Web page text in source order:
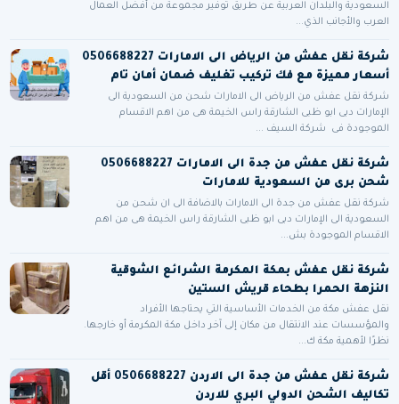
السعودية والبلدان العربية عن طريق توفير مجموعة من أفضل العمال
العرب والأجانب الذي...
شركة نقل عفش من الرياض الى الامارات 0506688227
أسعار مميزة مع فك تركيب تغليف ضمان أمان تام
شركة نقل عفش من الرياض الى الامارات شحن من السعودية الى
الإمارات دبى ابو ظبى الشارقة راس الخيمة هى من اهم الاقسام
الموجودة فى شركة السيف ...
شركة نقل عفش من جدة الى الامارات 0506688227
شحن برى من السعودية للامارات
شركة نقل عفش من جدة الى الامارات بالاضافة الى ان شحن من
السعودية الى الإمارات دبى ابو ظبى الشارقة راس الخيمة هى من اهم
الاقسام الموجودة بش...
شركة نقل عفش بمكة المكرمة الشرائع الشوقية
النزهة الحمرا بطحاء قريش الستين
نقل عفش مكة من الخدمات الأساسية التي يحتاجها الأفراد
والمؤسسات عند الانتقال من مكان إلى آخر داخل مكة المكرمة أو خارجها.
نظرًا لأهمية مكة ك...
شركة نقل عفش من جدة الى الاردن 0506688227 أقل
تكاليف الشحن الدولي البري للاردن